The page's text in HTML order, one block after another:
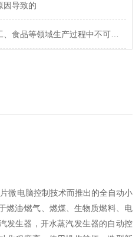
因导致的
微电脑控制技术而推出的全自动小
燃油∕燃气、燃煤、生物质燃料、电
发生器，开水蒸汽发生器的自动控